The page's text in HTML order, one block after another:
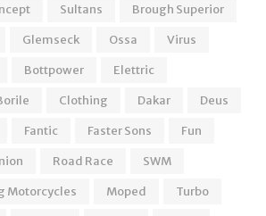
Sultans
Brough Superior
Glemseck Ossa
Virus
Bottpower
Elettric
Clothing Dakar
Deus
Fantic Faster Sons
Fun
Road Race
SWM
Motorcycles Moped
Turbo